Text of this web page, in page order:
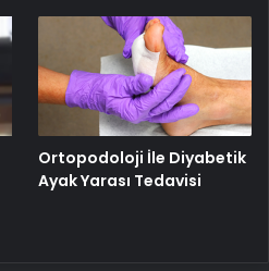
Ortopodoloji İle Diyabetik
Ayak Yarası Tedavisi